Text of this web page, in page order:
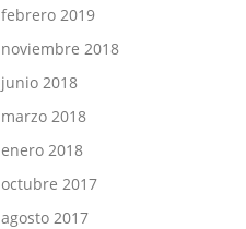
febrero 2019
noviembre 2018
junio 2018
marzo 2018
enero 2018
octubre 2017
agosto 2017